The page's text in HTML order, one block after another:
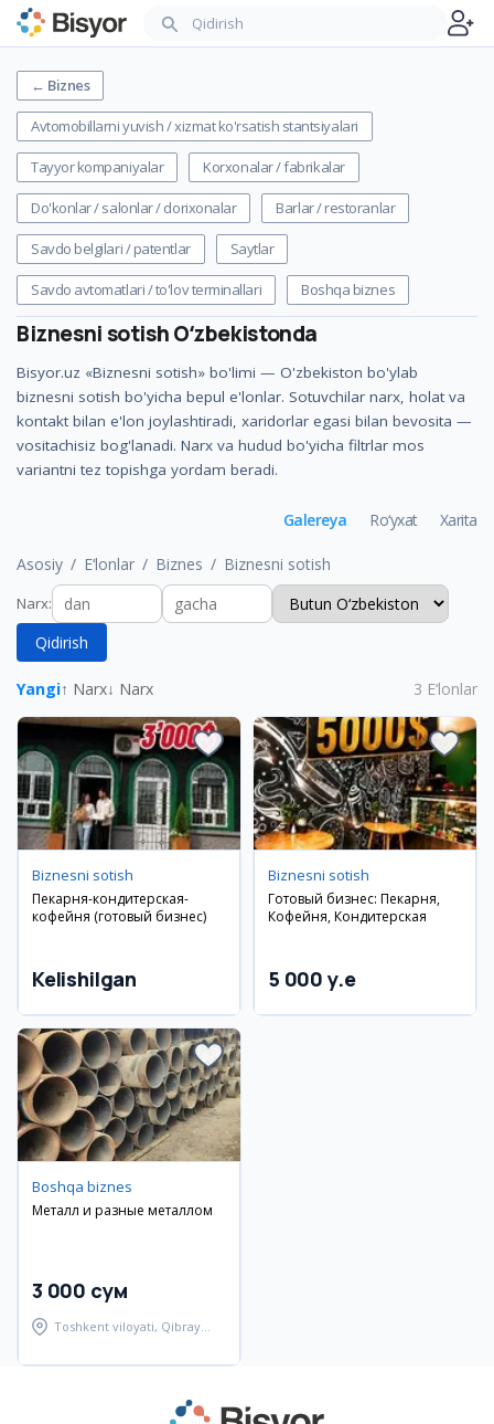
← Biznes
Avtomobillarni yuvish / xizmat ko'rsatish stantsiyalari
Tayyor kompaniyalar Korxonalar / fabrikalar
Do'konlar / salonlar / dorixonalar Barlar / restoranlar
Savdo belgilari / patentlar Saytlar
Savdo avtomatlari / to'lov terminallari Boshqa biznes
Biznesni sotishOʻzbekistonda
Bisyor.uz «Biznesni sotish» bo'limi — O'zbekiston bo'ylab
biznesni sotish bo'yicha bepul e'lonlar. Sotuvchilar narx, holat va
kontakt bilan e'lon joylashtiradi, xaridorlar egasi bilan bevosita —
vositachisiz bog'lanadi. Narx va hudud bo'yicha filtrlar mos
variantni tez topishga yordam beradi.
Asosiy E‘lonlar Biznes Biznesni sotish
Galereya Ro‘yxat Xarita
Narx:
Qidirish
Yangi↑ Narx↓ Narx 3 E‘lonlar
Biznesni sotish
Пекарня-кондитерская-
кофейня (готовый бизнес)
Kelishilgan
Biznesni sotish
Готовый бизнес: Пекарня,
Кофейня, Кондитерская
5 000 y.e
Boshqa biznes
Металл и разные металлом
3 000 сум
Toshkent viloyati, Qibray